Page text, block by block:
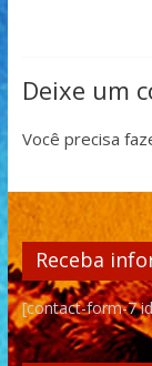
Deixe um
Você precisa
Receba
[contact-form-7